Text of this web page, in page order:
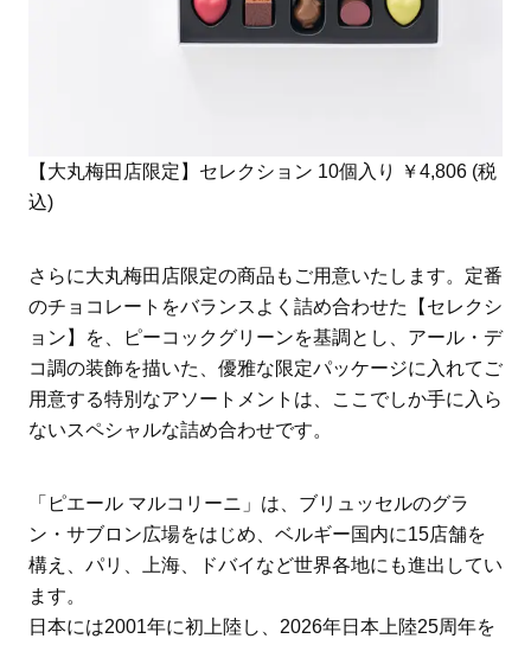
【大丸梅田店限定】セレクション 10個入り ￥4,806 (税
込)
さらに大丸梅田店限定の商品もご用意いたします。定番
のチョコレートをバランスよく詰め合わせた【セレクシ
ョン】を、ピーコックグリーンを基調とし、アール・デ
コ調の装飾を描いた、優雅な限定パッケージに入れてご
用意する特別なアソートメントは、ここでしか手に入ら
ないスペシャルな詰め合わせです。
「ピエール マルコリーニ」は、ブリュッセルのグラ
ン・サブロン広場をはじめ、ベルギー国内に15店舗を
構え、パリ、上海、ドバイなど世界各地にも進出してい
ます。
日本には2001年に初上陸し、2026年日本上陸25周年を